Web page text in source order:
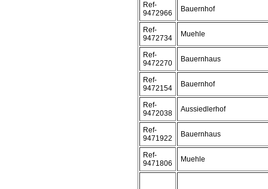
Ref-
9472966
Bauernhof
Ref-
9472734
Muehle
Ref-
9472270
Bauernhaus
Ref-
9472154
Bauernhof
Ref-
9472038
Aussiedlerhof
Ref-
9471922
Bauernhaus
Ref-
9471806
Muehle